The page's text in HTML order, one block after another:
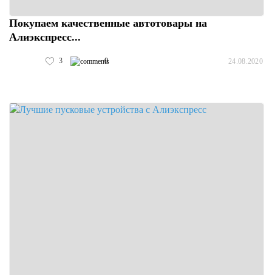
Покупаем качественные автотовары на
Алиэкспресс...
3 0 24.08.2020